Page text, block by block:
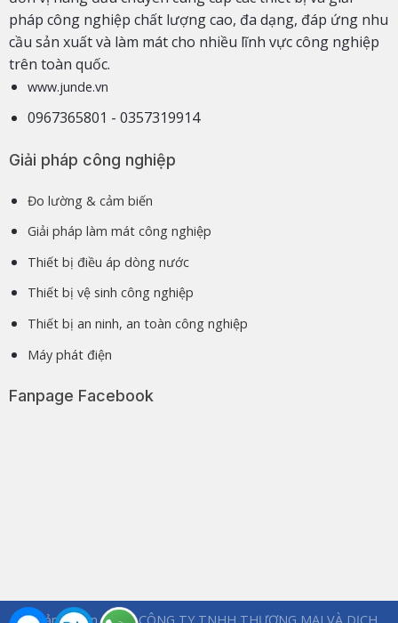
pháp công nghiệp chất lượng cao, đa dạng, đáp ứng nhu
cầu sản xuất và làm mát cho nhiều lĩnh vực công nghiệp
trên toàn quốc.
www.junde.vn
0967365801 - 0357319914
Giải pháp công nghiệp
Đo lường & cảm biến
Giải pháp làm mát công nghiệp
Thiết bị điều áp dòng nước
Thiết bị vệ sinh công nghiệp
Thiết bị an ninh, an toàn công nghiệp
Máy phát điện
Fanpage Facebook